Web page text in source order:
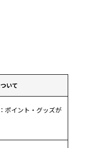
いて
：ポイント・グッズが